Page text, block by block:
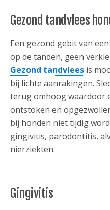
Gezond tandvlees
Een gezond gebit van
op de tanden, geen
Gezond tandvlees is
bij lichte aanrakingen.
terug omhoog waardoor
ontstoken en
bij honden niet tijdig
gingivitis, parodontitis,
nierziekten.
Gingivitis